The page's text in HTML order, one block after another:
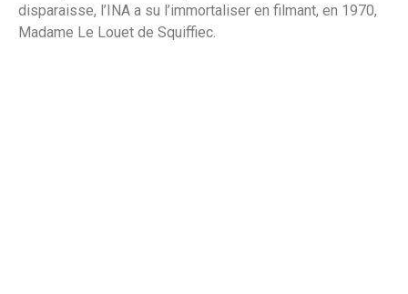
disparaisse, l’INA a su l’immortaliser en filmant, en 1970,
Madame Le Louet de Squiffiec.